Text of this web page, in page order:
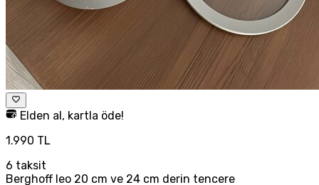
Elden al, kartla öde!
1.990 TL
6 taksit
Berghoff leo 20 cm ve 24 cm derin tencere